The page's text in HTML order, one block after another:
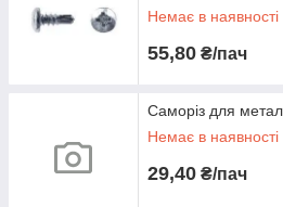
Немає в наявності
55,80 ₴/пач
Саморіз для
Немає в наявності
29,40 ₴/пач